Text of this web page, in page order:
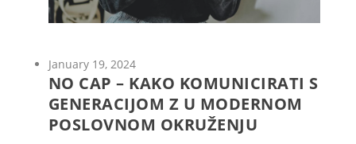
January 19, 2024
NO CAP – KAKO KOMUNICIRATI S
GENERACIJOM Z U MODERNOM
POSLOVNOM OKRUŽENJU